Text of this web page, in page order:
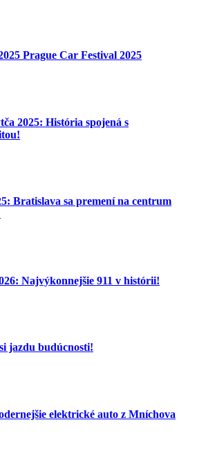
Prague Car Festival 2025
2025: História spojená s
Bratislava sa premení na centrum
Najvýkonnejšie 911 v histórii!
jazdu budúcnosti!
elektrické auto z Mníchova